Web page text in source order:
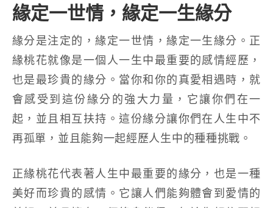
緣定一世情，緣定一生緣分
緣分是注定的，緣定一世情，緣定一生緣分。正
緣桃花就像是一個人一生中最重要的感情經歷，
也是最珍貴的緣分。當你和你的真愛相遇時，就
會感受到這份緣分的強大力量，它讓你們在一
起，並且相互扶持。這份緣分讓你們在人生中不
再孤單，並且能夠一起經歷人生中的種種挑戰。
正緣桃花代表著人生中最重要的緣分，也是一種
美好而珍貴的感情。它讓人們能夠體會到愛情的